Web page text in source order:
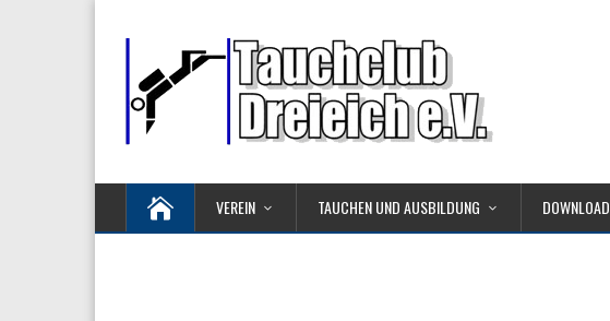
VEREIN TAUCHEN UND AUSBILDUNG DOWNLOAD